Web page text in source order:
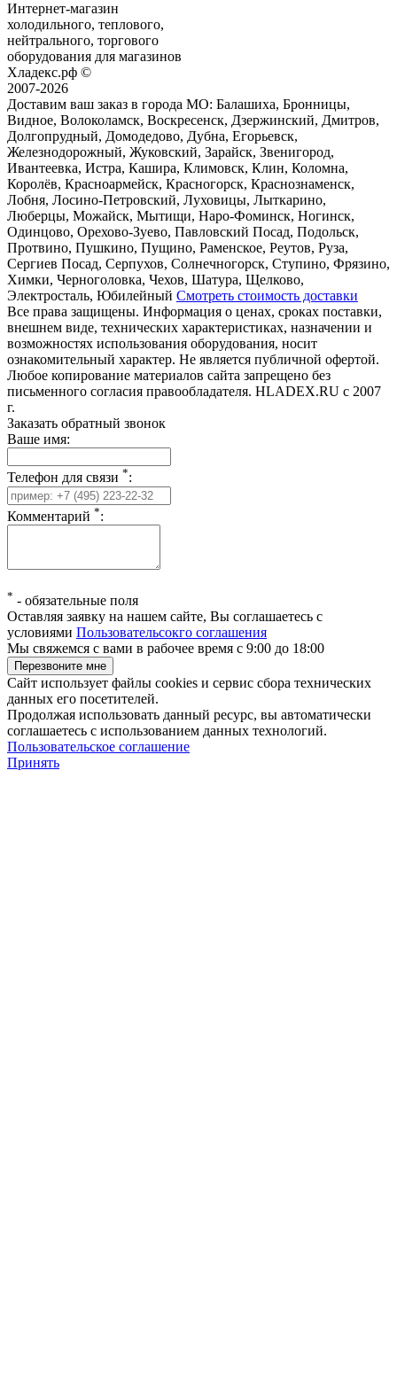
Интернет-магазин
холодильного, теплового,
нейтрального, торгового
оборудования для магазинов
Хладекс.рф ©
2007-2026
Доставим ваш заказ в города МО: Балашиха, Бронницы,
Видное, Волоколамск, Воскресенск, Дзержинский, Дмитров,
Долгопрудный, Домодедово, Дубна, Егорьевск,
Железнодорожный, Жуковский, Зарайск, Звенигород,
Ивантеевка, Истра, Кашира, Климовск, Клин, Коломна,
Королёв, Красноармейск, Красногорск, Краснознаменск,
Лобня, Лосино-Петровский, Луховицы, Лыткарино,
Люберцы, Можайск, Мытищи, Наро-Фоминск, Ногинск,
Одинцово, Орехово-Зуево, Павловский Посад, Подольск,
Протвино, Пушкино, Пущино, Раменское, Реутов, Руза,
Сергиев Посад, Серпухов, Солнечногорск, Ступино, Фрязино,
Химки, Черноголовка, Чехов, Шатура, Щелково,
Электросталь, Юбилейный Смотреть стоимость доставки
Все права защищены. Информация о ценах, сроках поставки,
внешнем виде, технических характеристиках, назначении и
возможностях использования оборудования, носит
ознакомительный характер. Не является публичной офертой.
Любое копирование материалов сайта запрещено без
письменного согласия правообладателя. HLADEX.RU c 2007
г.
Заказать обратный звонок
Ваше имя:
Телефон для связи *:
Комментарий *:
* - обязательные поля
Оставляя заявку на нашем сайте, Вы соглашаетесь с
условиями Пользовательсокго соглашения
Мы свяжемся с вами в рабочее время с 9:00 до 18:00
Сайт использует файлы cookies и сервис сбора технических
данных его посетителей.
Продолжая использовать данный ресурс, вы автоматически
соглашаетесь с использованием данных технологий.
Пользовательское соглашение
Принять